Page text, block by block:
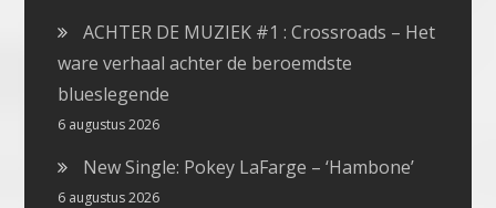
ACHTER DE MUZIEK #1 : Crossroads – Het
ware verhaal achter de beroemdste
blueslegende
6 augustus 2026
New Single: Pokey LaFarge – ‘Hambone’
6 augustus 2026